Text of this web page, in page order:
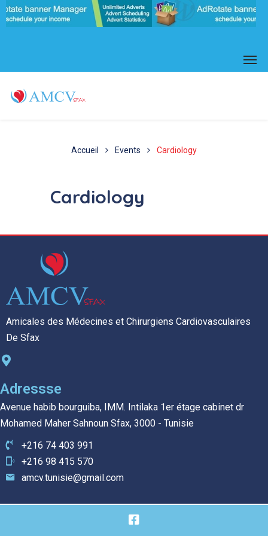
Accueil Events Cardiology
Cardiology
Amicales des Médecines et Chirurgiens Cardiovasculaires
De Sfax
Adressse
Avenue habib bourguiba, IMM. Intilaka 1er étage cabinet dr
Mohamed Maher Sahnoun Sfax, 3000 - Tunisie
+216 74 403 991
+216 98 415 570
amcv.tunisie@gmail.com